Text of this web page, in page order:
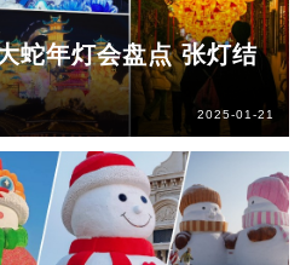
蛇年灯会盘点 张灯结
2025-01-21